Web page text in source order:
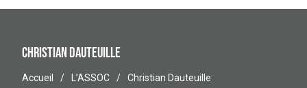
Christian Dauteuille
Accueil L’ASSOC Christian Dauteuille